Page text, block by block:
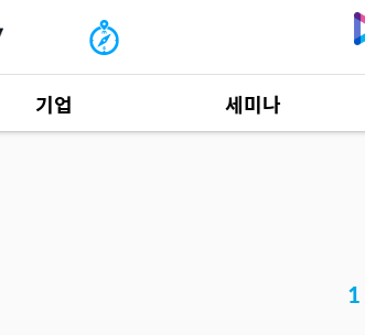
기업 세미나
1